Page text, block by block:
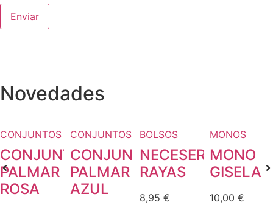
Novedades
CONJUNTOS
CONJUNTO
PALMAR
ROSA
CONJUNTOS
CONJUNTO
PALMAR
AZUL
BOLSOS
NECESER
RAYAS
8,95 €
MONOS
MONO
GISELA
10,00 €